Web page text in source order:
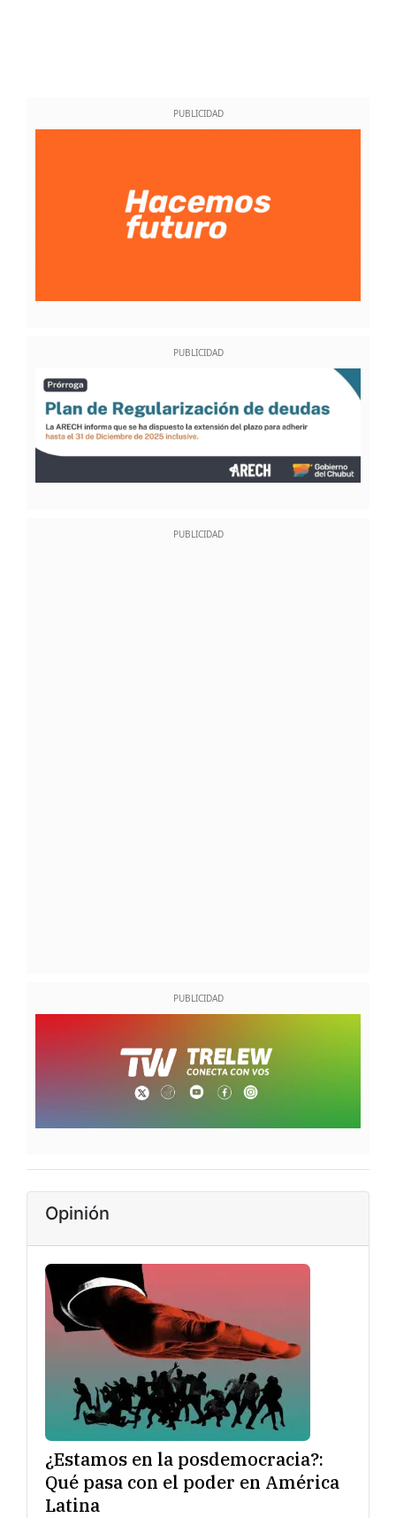
Opinión
¿Estamos en la posdemocracia?:
Qué pasa con el poder en América
Latina